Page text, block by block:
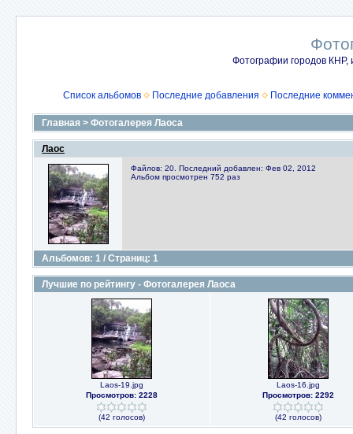
Фотографии городов КНР,
Список альбомов Последние добавления Последние
Главная > Фотогалерея Лаоса
Лаос
Файлов: 20. Последний добавлен: Фев 02, 2012
Альбом просмотрен 752 раз
Альбомов: 1 / Страниц: 1
Лучшие по рейтингу - Фотогалерея Лаоса
Laos-19.jpg
Просмотров: 2228
(42 голосов)
Laos-16.jpg
Просмотров: 2292
(42 голосов)